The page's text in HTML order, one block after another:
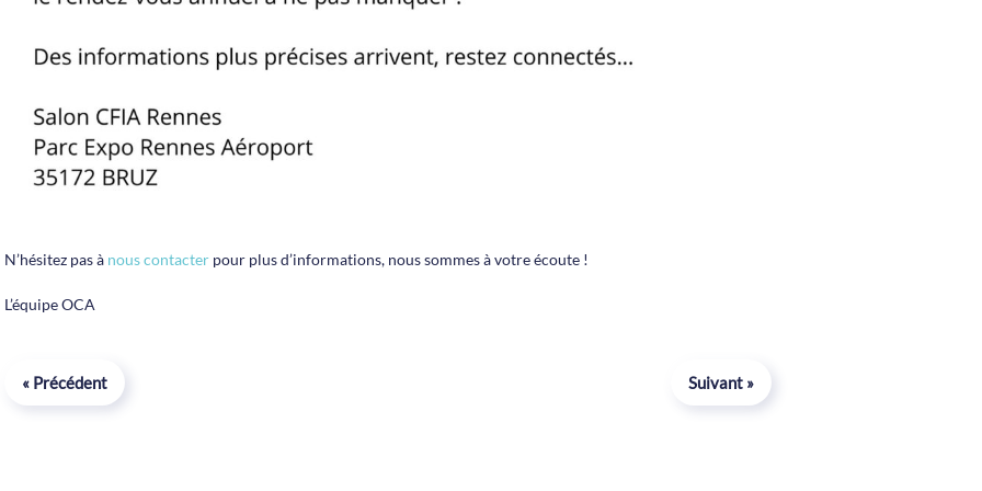
N’hésitez pas à nous contacter pour plus d’informations, nous sommes à votre écoute !
L’équipe OCA
« Précédent Suivant »